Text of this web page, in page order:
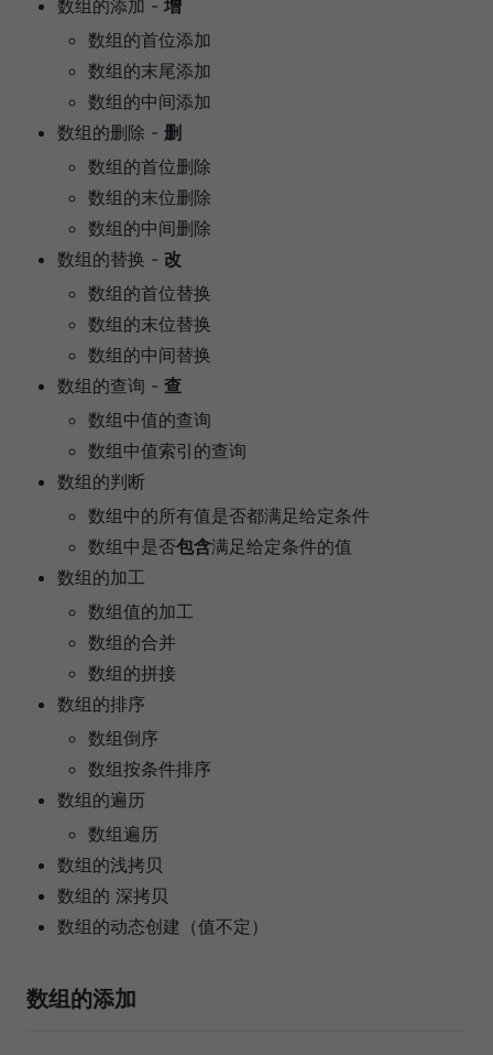
数组的添加 - 增
数组的首位添加
数组的末尾添加
数组的中间添加
数组的删除 - 删
数组的首位删除
数组的末位删除
数组的中间删除
数组的替换 - 改
数组的首位替换
数组的末位替换
数组的中间替换
数组的查询 - 查
数组中值的查询
数组中值索引的查询
数组的判断
数组中的所有值是否都满足给定条件
数组中是否包含满足给定条件的值
数组的加工
数组值的加工
数组的合并
数组的拼接
数组的排序
数组倒序
数组按条件排序
数组的遍历
数组遍历
数组的浅拷贝
数组的 深拷贝
数组的动态创建（值不定）
数组的添加